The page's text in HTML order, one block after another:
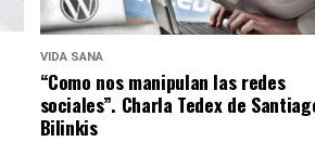
VIDA SANA
“Como nos manipulan las redes
sociales”. Charla Tedex de
Bilinkis